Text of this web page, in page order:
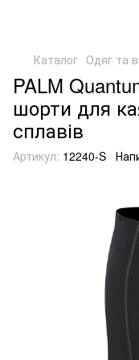
Каталог Одяг та
PALM
шорти для
сплавів
Артикул: 12240-S